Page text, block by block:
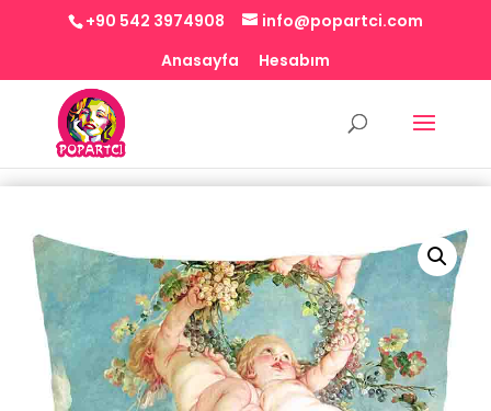
+90 542 3974908
info@popartci.com
Anasayfa
Hesabım